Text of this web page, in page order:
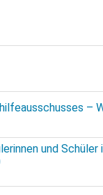
–
und Schüler